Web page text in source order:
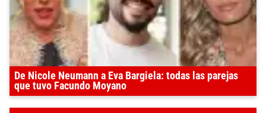
De Nicole Neumann a Eva Bargiela: todas las parejas
que tuvo Facundo Moyano